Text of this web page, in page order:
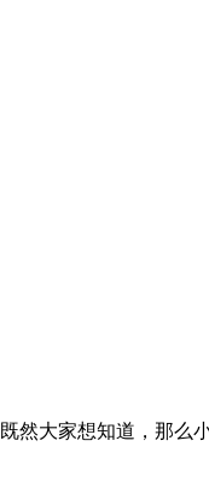
然大家想知道，那么